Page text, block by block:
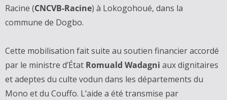
Racine (CNCVB-Racine) à Lokogohoué, dans la
commune de Dogbo.
Cette mobilisation fait suite au soutien financier accordé
par le ministre d’État Romuald Wadagni aux dignitaires
et adeptes du culte vodun dans les départements du
Mono et du Couffo. L’aide a été transmise par